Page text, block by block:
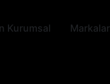
Kurumsal Markalar